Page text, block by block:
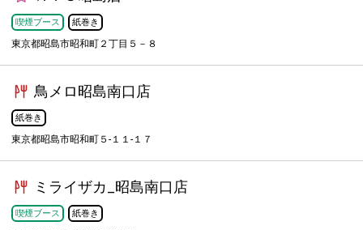
喫煙ブース 紙巻き
東京都昭島市昭和町２丁目５－８
鳥メロ昭島南口店
紙巻き
東京都昭島市昭和町５-１１-１７
ミライザカ_昭島南口店
喫煙ブース 紙巻き